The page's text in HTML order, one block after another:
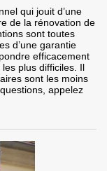
qui jouit d’une
de la rénovation de
sont toutes
d’une garantie
efficacement
plus difficiles. Il
sont les moins
appelez